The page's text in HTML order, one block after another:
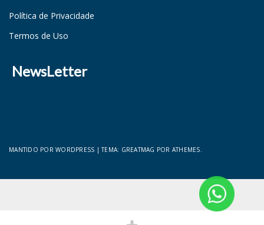
Política de Privacidade
Termos de Uso
NewsLetter
MANTIDO POR WORDPRESS |TEMA: GREATMAG POR ATHEMES.